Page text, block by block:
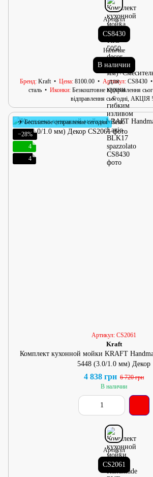
Артикул
CS8430
Наличие
В наличии
Бренд Kraft Цена 8100.00 Артикул CS8430
сталь
Иконки Безкоштовне відправлення
відправлення сьогодні, АКЦІЯ
✈ Бесплатное отправление сегодня
−28%
4
4
Артикул: CS2061
Kraft
Комплект кухонной мойки KRAFT
5448 (3.0/1.0 мм) Декор
4 838 грн 6 720 грн
В наличии
Артикул
CS2061